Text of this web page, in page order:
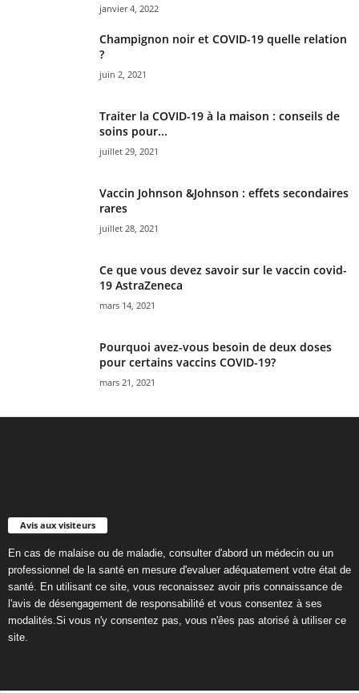
janvier 4, 2022
Champignon noir et COVID-19 quelle relation
?
juin 2, 2021
Traiter la COVID-19 à la maison : conseils de
soins pour...
juillet 29, 2021
Vaccin Johnson &Johnson : effets secondaires
rares
juillet 28, 2021
Ce que vous devez savoir sur le vaccin covid-
19 AstraZeneca
mars 14, 2021
Pourquoi avez-vous besoin de deux doses
pour certains vaccins COVID-19?
mars 21, 2021
Avis aux visiteurs
En cas de malaise ou de maladie, consulter d'abord un médecin ou un
professionnel de la santé en mesure d'evaluer adéquatement votre état de
santé. En utilisant ce site, vous reconaissez avoir pris connaissance de
l'avis de désengagement de responsabilité et vous consentez à ses
modalités.Si vous n'y consentez pas, vous n'êes pas atorisé à utiliser ce
site.